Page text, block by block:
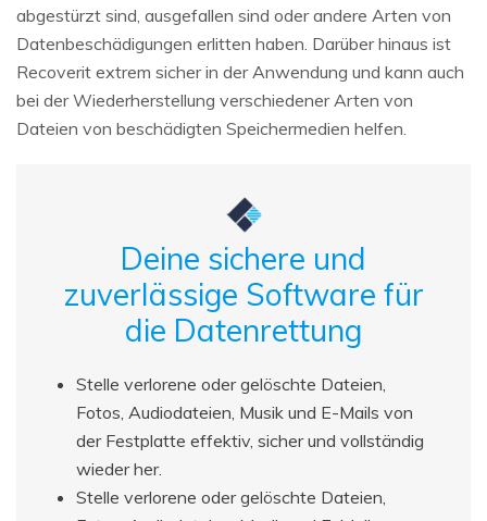
abgestürzt sind, ausgefallen sind oder andere Arten von
Datenbeschädigungen erlitten haben. Darüber hinaus ist
Recoverit extrem sicher in der Anwendung und kann auch
bei der Wiederherstellung verschiedener Arten von
Dateien von beschädigten Speichermedien helfen.
Deine sichere und
zuverlässige Software für
die Datenrettung
Stelle verlorene oder gelöschte Dateien,
Fotos, Audiodateien, Musik und E-Mails von
der Festplatte effektiv, sicher und vollständig
wieder her.
Stelle verlorene oder gelöschte Dateien,